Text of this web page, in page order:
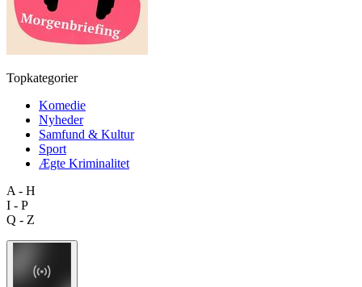
Topkategorier
Komedie
Nyheder
Samfund & Kultur
Sport
Ægte Kriminalitet
A - H
I - P
Q - Z